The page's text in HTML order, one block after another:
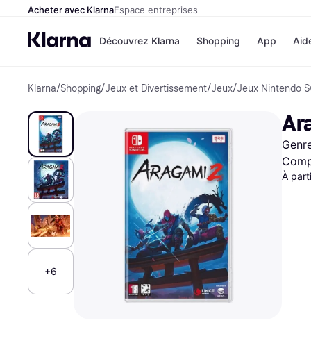
Acheter avec KlarnaEspace entreprises
Découvrez Klarna
Options de paiement
Payer maintenant
Paiement en 3 fois
Paiement à 30 jours
Klarna sur Apple Pay
Shopping
Magasins
Airbnb
Temu
JD Sports
App
Klarna/Shopping/Jeux et Divertissement/Jeux/Jeux Nintendo
+6
À